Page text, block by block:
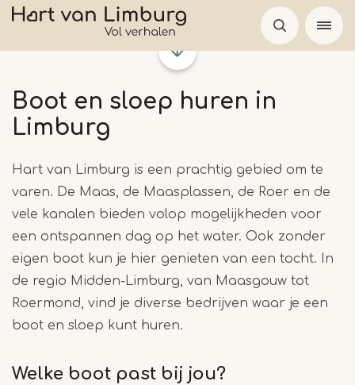
Overslaan
naar
inhoud
gaan
Boot en sloep huren in
Limburg
Hart van Limburg is een prachtig gebied om te
varen. De Maas, de Maasplassen, de Roer en de
vele kanalen bieden volop mogelijkheden voor
een ontspannen dag op het water. Ook zonder
eigen boot kun je hier genieten van een tocht. In
de regio Midden-Limburg, van Maasgouw tot
Roermond, vind je diverse bedrijven waar je een
boot en sloep kunt huren.
Welke boot past bij jou?